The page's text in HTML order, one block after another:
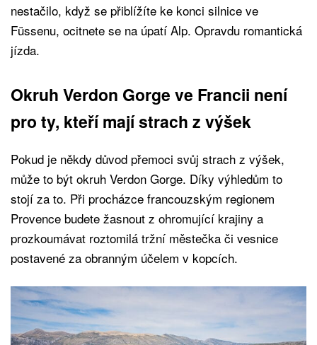
nestačilo, když se přiblížíte ke konci silnice ve
Füssenu, ocitnete se na úpatí Alp. Opravdu romantická
jízda.
Okruh Verdon Gorge ve Francii není
pro ty, kteří mají strach z výšek
Pokud je někdy důvod přemoci svůj strach z výšek,
může to být okruh Verdon Gorge. Díky výhledům to
stojí za to. Při procházce francouzským regionem
Provence budete žasnout z ohromující krajiny a
prozkoumávat roztomilá tržní městečka či vesnice
postavené za obranným účelem v kopcích.